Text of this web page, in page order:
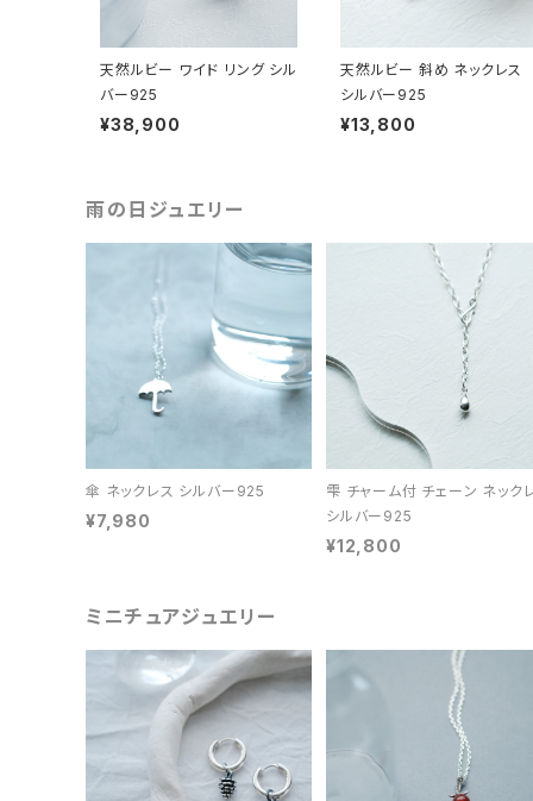
天然ルビー ワイド リング シル
バー925
¥38,900
天然ルビー 斜め ネックレス
シルバー925
¥13,800
雨の日ジュエリー
傘 ネックレス シルバー925
¥7,980
雫 チャーム付 チェーン ネック
シルバー925
¥12,800
ミニチュアジュエリー